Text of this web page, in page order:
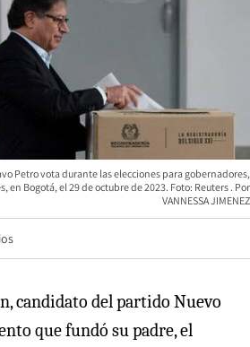
Petro vota durante las elecciones para gobernadores,
en Bogotá, el 29 de octubre de 2023. Foto: Reuters
VANNESSA JIMENEZ
candidato del partido Nuevo
que fundó su padre, el